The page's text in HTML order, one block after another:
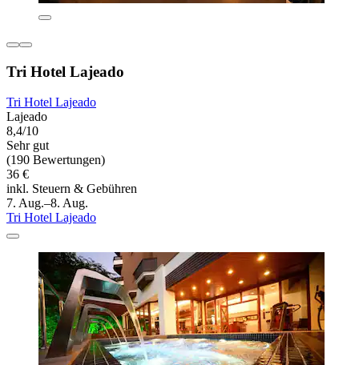
Tri Hotel Lajeado
Tri Hotel Lajeado
Lajeado
8,4/10
Sehr gut
(190 Bewertungen)
36 €
inkl. Steuern & Gebühren
7. Aug.–8. Aug.
Tri Hotel Lajeado